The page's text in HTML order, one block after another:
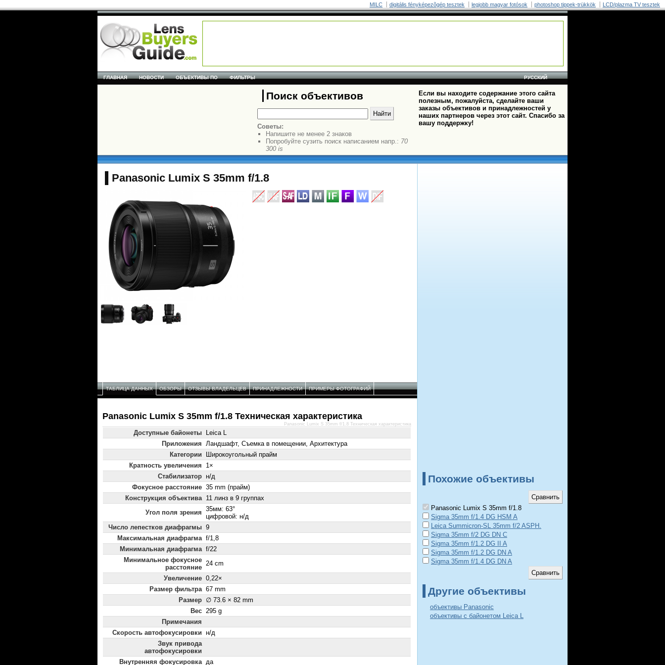
MILC digitális fényképezõgép tesztek legjobb magyar fotósok photoshop tippek-trükkök LCD/plazma TV tesztek
РУССКИЙ
ГЛАВНАЯ НОВОСТИ ОБЪЕКТИВЫ ПО ФИЛЬТРЫ
Поиск объективов
Советы:
Напишите не менее 2 знаков
Попробуйте сузить поиск написанием напр.: 70
300 is
Если вы находите содержание этого сайта
полезным, пожалуйста, сделайте ваши
заказы объективов и принадлежностей у
наших партнеров через этот сайт. Спасибо за
вашу поддержку!
Panasonic Lumix S 35mm f/1.8
ТАБЛИЦА ДАННЫХ ОБЗОРЫ ОТЗЫВЫ ВЛАДЕЛЬЦЕВ ПРИНАДЛЕЖНОСТИ ПРИМЕРЫ ФОТОГРАФИЙ
Panasonic Lumix S 35mm f/1.8 Техническая характеристика
Доступные байонеты
Leica L
Приложения Ландшафт, Съемка в помещении, Архитектура
Категории
Широкоугольный прайм
Кратность увеличения
1×
Стабилизатор н/д
Фокусное расстояние 35 mm (прайм)
Конструкция объектива 11 линз в 9 группах
Угол поля зрения 35мм: 63°
цифровой: н/д
Число лепестков диафрагмы 9
Максимальная диафрагма f/1,8
Минимальная диафрагма f/22
Минимальное фокусное
расстояние
24 cm
Увеличение 0,22×
Размер фильтра 67 mm
Размер ∅ 73.6 × 82 mm
Вес 295 g
Примечания
Скорость автофокусировки н/д
Звук привода
автофокусировки
Внутренняя фокусировка да
Panasonic Lumix S 35mm f/1.8 Техническая характеристика
Похожие объективы
Panasonic Lumix S 35mm f/1.8
Sigma 35mm f/1.4 DG HSM A
Leica Summicron-SL 35mm f/2 ASPH.
Sigma 35mm f/2 DG DN C
Sigma 35mm f/1.2 DG II A
Sigma 35mm f/1.2 DG DN A
Sigma 35mm f/1.4 DG DN A
Другие объективы
объективы Panasonic
объективы с байонетом Leica L